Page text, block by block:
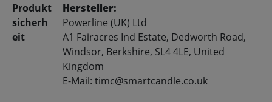
Produkt
sicherh
eit
Hersteller:
Powerline (UK) Ltd
A1 Fairacres Ind Estate, Dedworth Road,
Windsor, Berkshire, SL4 4LE, United
Kingdom
E-Mail: timc@smartcandle.co.uk